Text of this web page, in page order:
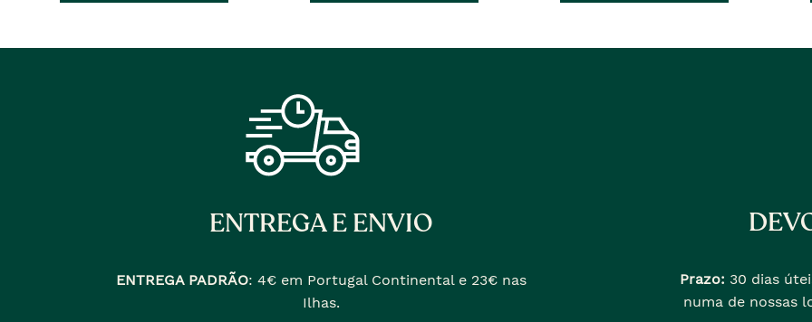
ENTREGA E ENVIO
ENTREGA PADRÃO: 4€ em Portugal Continental e 23€ nas
Ilhas.
Prazo: 30 dias
numa de nossas